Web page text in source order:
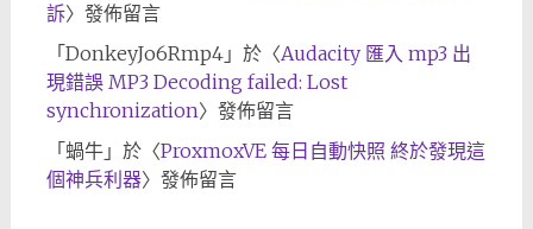
訴〉發佈留言
「 DonkeyJo6Rmp4」於〈Audacity 匯入 mp3 出
現錯誤 MP3 Decoding failed: Lost
synchronization〉發佈留言
「 蝸牛」於〈ProxmoxVE 每日自動快照 終於發現這
個神兵利器〉發佈留言